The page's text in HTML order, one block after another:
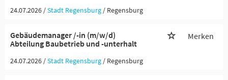
24.07.2026 /Stadt Regensburg / Regensburg
Gebäudemanager /-in (m/w/d)
Abteilung Baubetrieb und -unterhalt
Merken
24.07.2026 /Stadt Regensburg / Regensburg